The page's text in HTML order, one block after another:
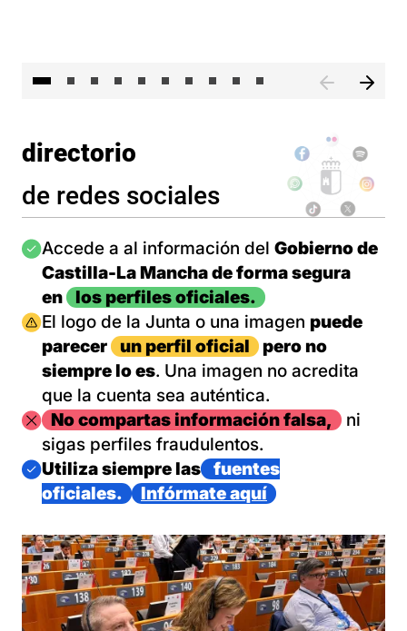
directorio
de redes sociales
Imagen
Accede a al información del Gobierno de
Castilla-La Mancha de forma segura
en
los perfiles oficiales.
Imagen
El logo de la Junta o una imagen puede
parecer
un perfil oficial
pero no
siempre lo es. Una imagen no acredita
que la cuenta sea auténtica.
ImagenNo compartas información falsa,
ni
sigas perfiles fraudulentos.
Imagen
Utiliza siempre las
fuentes
oficiales.
Infórmate aquí